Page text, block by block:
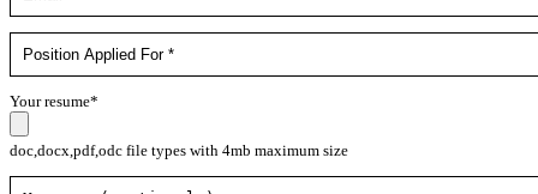
Your resume*
doc,docx,pdf,odc file types with 4mb maximum size